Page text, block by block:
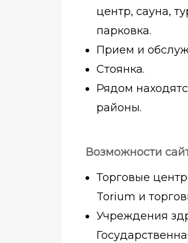
центр, сауна,
парковка.
Прием и
Стоянка.
Рядом
районы.
Возможности
Торговые
Torium и
Учреждения